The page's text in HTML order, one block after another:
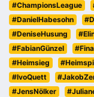
#ChampionsLeague
#DanielHabesohn
#DeniseHusung
#FabianGünzel
#Heimsieg
#IvoQuett
#JensNölker